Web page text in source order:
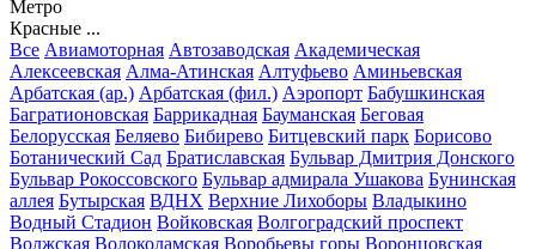
Метро
Красные ...
Все Авиамоторная Автозаводская Академическая
Алексеевская Алма-Атинская Алтуфьево Аминьевская
Арбатская (ар.) Арбатская (фил.) Аэропорт Бабушкинская
Багратионовская Баррикадная Бауманская Беговая
Белорусская Беляево Бибирево Битцевский парк Борисово
Ботанический Сад Братиславская Бульвар Дмитрия Донского
Бульвар Рокоссовского Бульвар адмирала Ушакова Бунинская
аллея Бутырская ВДНХ Верхние Лихоборы Владыкино
Водный Стадион Войковская Волгоградский проспект
Волжская Волоколамская Воробьевы горы Воронцовская